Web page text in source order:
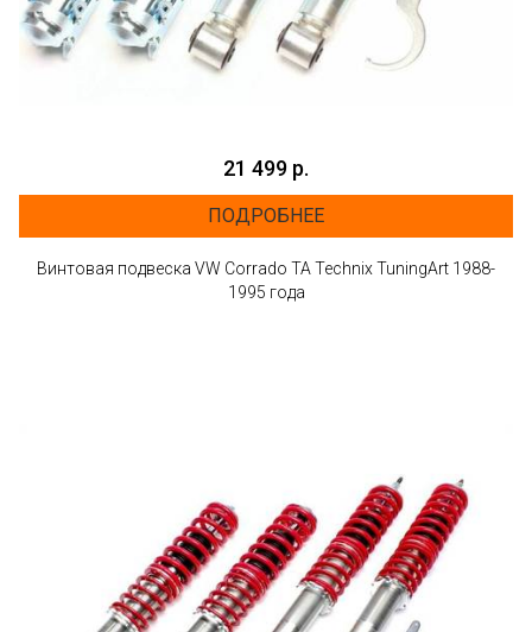
21 499 р.
ПОДРОБНЕЕ
Винтовая подвеска VW Corrado ТА Technix TuningArt 1988-
1995 года